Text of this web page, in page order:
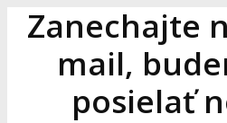
Zanechajte
mail,
posielať